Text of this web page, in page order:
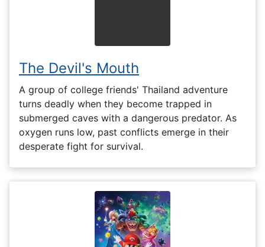
The Devil's Mouth
A group of college friends' Thailand adventure
turns deadly when they become trapped in
submerged caves with a dangerous predator. As
oxygen runs low, past conflicts emerge in their
desperate fight for survival.